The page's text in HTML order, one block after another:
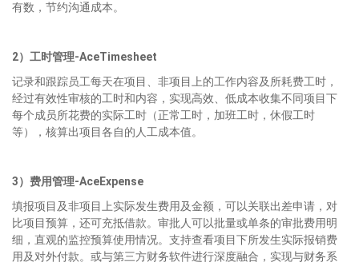
有数，节约沟通成本。
2）工时管理-AceTimesheet
记录和跟踪员工每天在项目、非项目上的工作内容及所耗费工时，
经过有效性审核的工时和内容，实现高效、低成本收集不同项目下
每个成员所花费的实际工时（正常工时，加班工时，休假工时
等），核算出项目各自的人工成本值。
3）费用管理-AceExpense
填报项目及非项目上实际发生费用及金额，可以关联出差申请，对
比项目预算，还可充抵借款。审批人可以批量或单条的审批费用明
细，直观的监控预算使用情况。支持查看项目下所发生实际报销费
用及对外付款。或与第三方财务软件进行深度融合，实现与财务系